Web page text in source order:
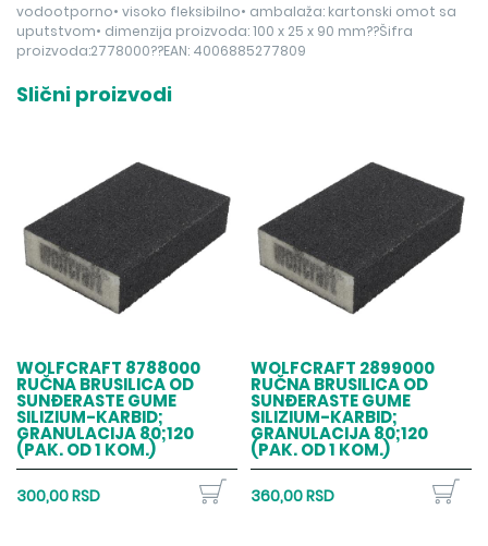
vodootporno• visoko fleksibilno• ambalaža: kartonski omot sa
uputstvom• dimenzija proizvoda: 100 x 25 x 90 mm??Šifra
proizvoda:2778000??EAN: 4006885277809
Slični proizvodi
WOLFCRAFT 8788000
RUČNA BRUSILICA OD
SUNĐERASTE GUME
SILIZIUM-KARBID;
GRANULACIJA 80;120
(PAK. OD 1 KOM.)
300,00 RSD
WOLFCRAFT 2899000
RUČNA BRUSILICA OD
SUNĐERASTE GUME
SILIZIUM-KARBID;
GRANULACIJA 80;120
(PAK. OD 1 KOM.)
360,00 RSD